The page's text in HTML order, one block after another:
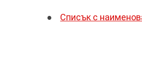
Списък с